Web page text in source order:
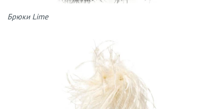
Брюки Lime